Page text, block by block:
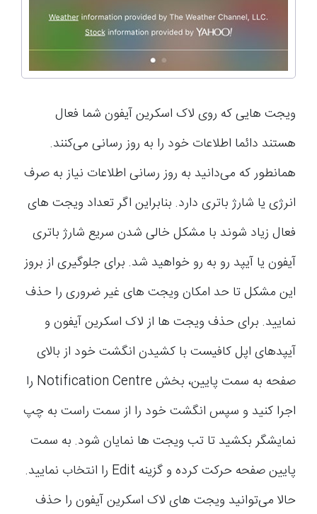
ویجت هایی که روی لاک اسکرین آیفون شما فعال
هستند دائما اطلاعات خود را به روز رسانی می‌کنند.
همانطور که می‌دانید به روز رسانی اطلاعات نیاز به صرف
انرژی یا شارژ باتری دارد. بنابراین اگر تعداد ویجت های
فعال زیاد شوند با مشکل خالی شدن سریع شارژ باتری
آیفون یا آیپد رو به رو خواهید شد. برای جلوگیری از بروز
این مشکل تا حد امکان ویجت های غیر ضروری را حذف
نمایید. برای حذف ویجت ها از لاک اسکرین آیفون و
آیپدهای اپل کافیست با کشیدن انگشت خود از بالای
صفحه به سمت پایین، بخش Notification Centre را
اجرا کنید و سپس انگشت خود را از سمت راست به چپ
نمایشگر بکشید تا تب ویجت ها نمایان شود. به سمت
پایین صفحه حرکت کرده و گزینه Edit را انتخاب نمایید.
حالا می‌توانید ویجت های لاک اسکرین آیفون را حذف